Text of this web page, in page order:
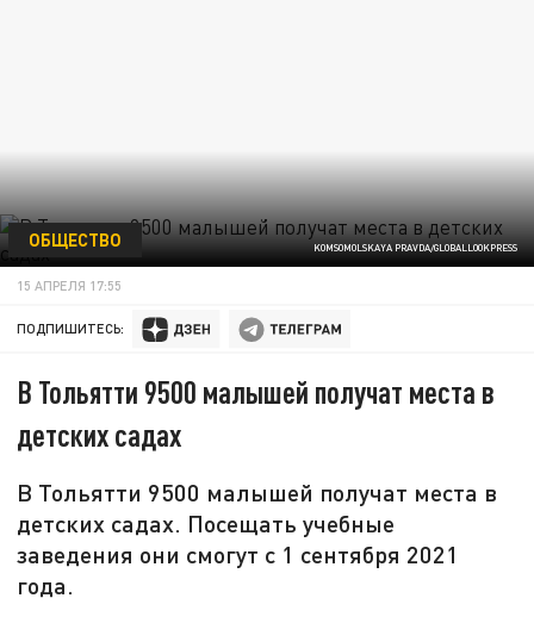
KOMSOMOLSKAYA PRAVDA/GLOBALLOOKPRESS
ОБЩЕСТВО
15 АПРЕЛЯ 17:55
ПОДПИШИТЕСЬ:
В Тольятти 9500 малышей получат места в
детских садах
В Тольятти 9500 малышей получат места в
детских садах. Посещать учебные
заведения они смогут с 1 сентября 2021
года.